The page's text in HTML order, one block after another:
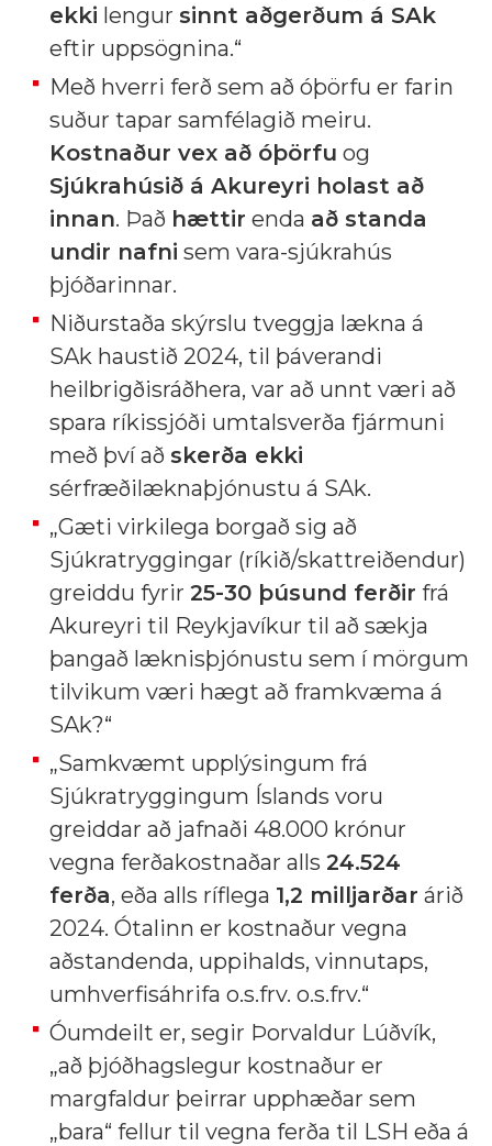
ekki lengur sinnt aðgerðum á SAk
eftir uppsögnina.“
Með hverri ferð sem að óþörfu er farin
suður tapar samfélagið meiru.
Kostnaður vex að óþörfu og
Sjúkrahúsið á Akureyri holast að
innan. Það hættir enda að standa
undir nafni sem vara-sjúkrahús
þjóðarinnar.
Niðurstaða skýrslu tveggja lækna á
SAk haustið 2024, til þáverandi
heilbrigðisráðhera, var að unnt væri að
spara ríkissjóði umtalsverða fjármuni
með því að skerða ekki
sérfræðilæknaþjónustu á SAk.
„Gæti virkilega borgað sig að
Sjúkratryggingar (ríkið/skattreiðendur)
greiddu fyrir 25-30 þúsund ferðir frá
Akureyri til Reykjavíkur til að sækja
þangað læknisþjónustu sem í mörgum
tilvikum væri hægt að framkvæma á
SAk?“
„Samkvæmt upplýsingum frá
Sjúkratryggingum Íslands voru
greiddar að jafnaði 48.000 krónur
vegna ferðakostnaðar alls 24.524
ferða, eða alls ríflega 1,2 milljarðar árið
2024. Ótalinn er kostnaður vegna
aðstandenda, uppihalds, vinnutaps,
umhverfisáhrifa o.s.frv. o.s.frv.“
Óumdeilt er, segir Þorvaldur Lúðvík,
„að þjóðhagslegur kostnaður er
margfaldur þeirrar upphæðar sem
„bara“ fellur til vegna ferða til LSH eða á